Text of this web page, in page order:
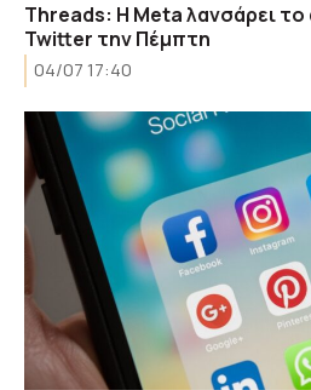
Threads: Η Μeta λανσάρει το
Twitter την Πέμπτη
04/07 17:40